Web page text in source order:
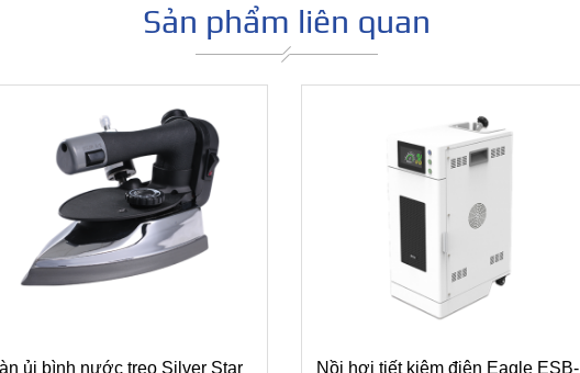
Sản phẩm liên quan
ủi bình nước treo Silver Star
Nồi hơi tiết kiệm điện Eagle ESB-